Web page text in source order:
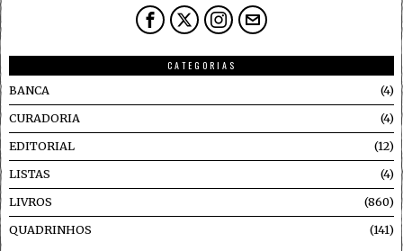
CATEGORIAS
BANCA
4
CURADORIA 4
EDITORIAL 12
LISTAS 4
LIVROS 860
QUADRINHOS 141